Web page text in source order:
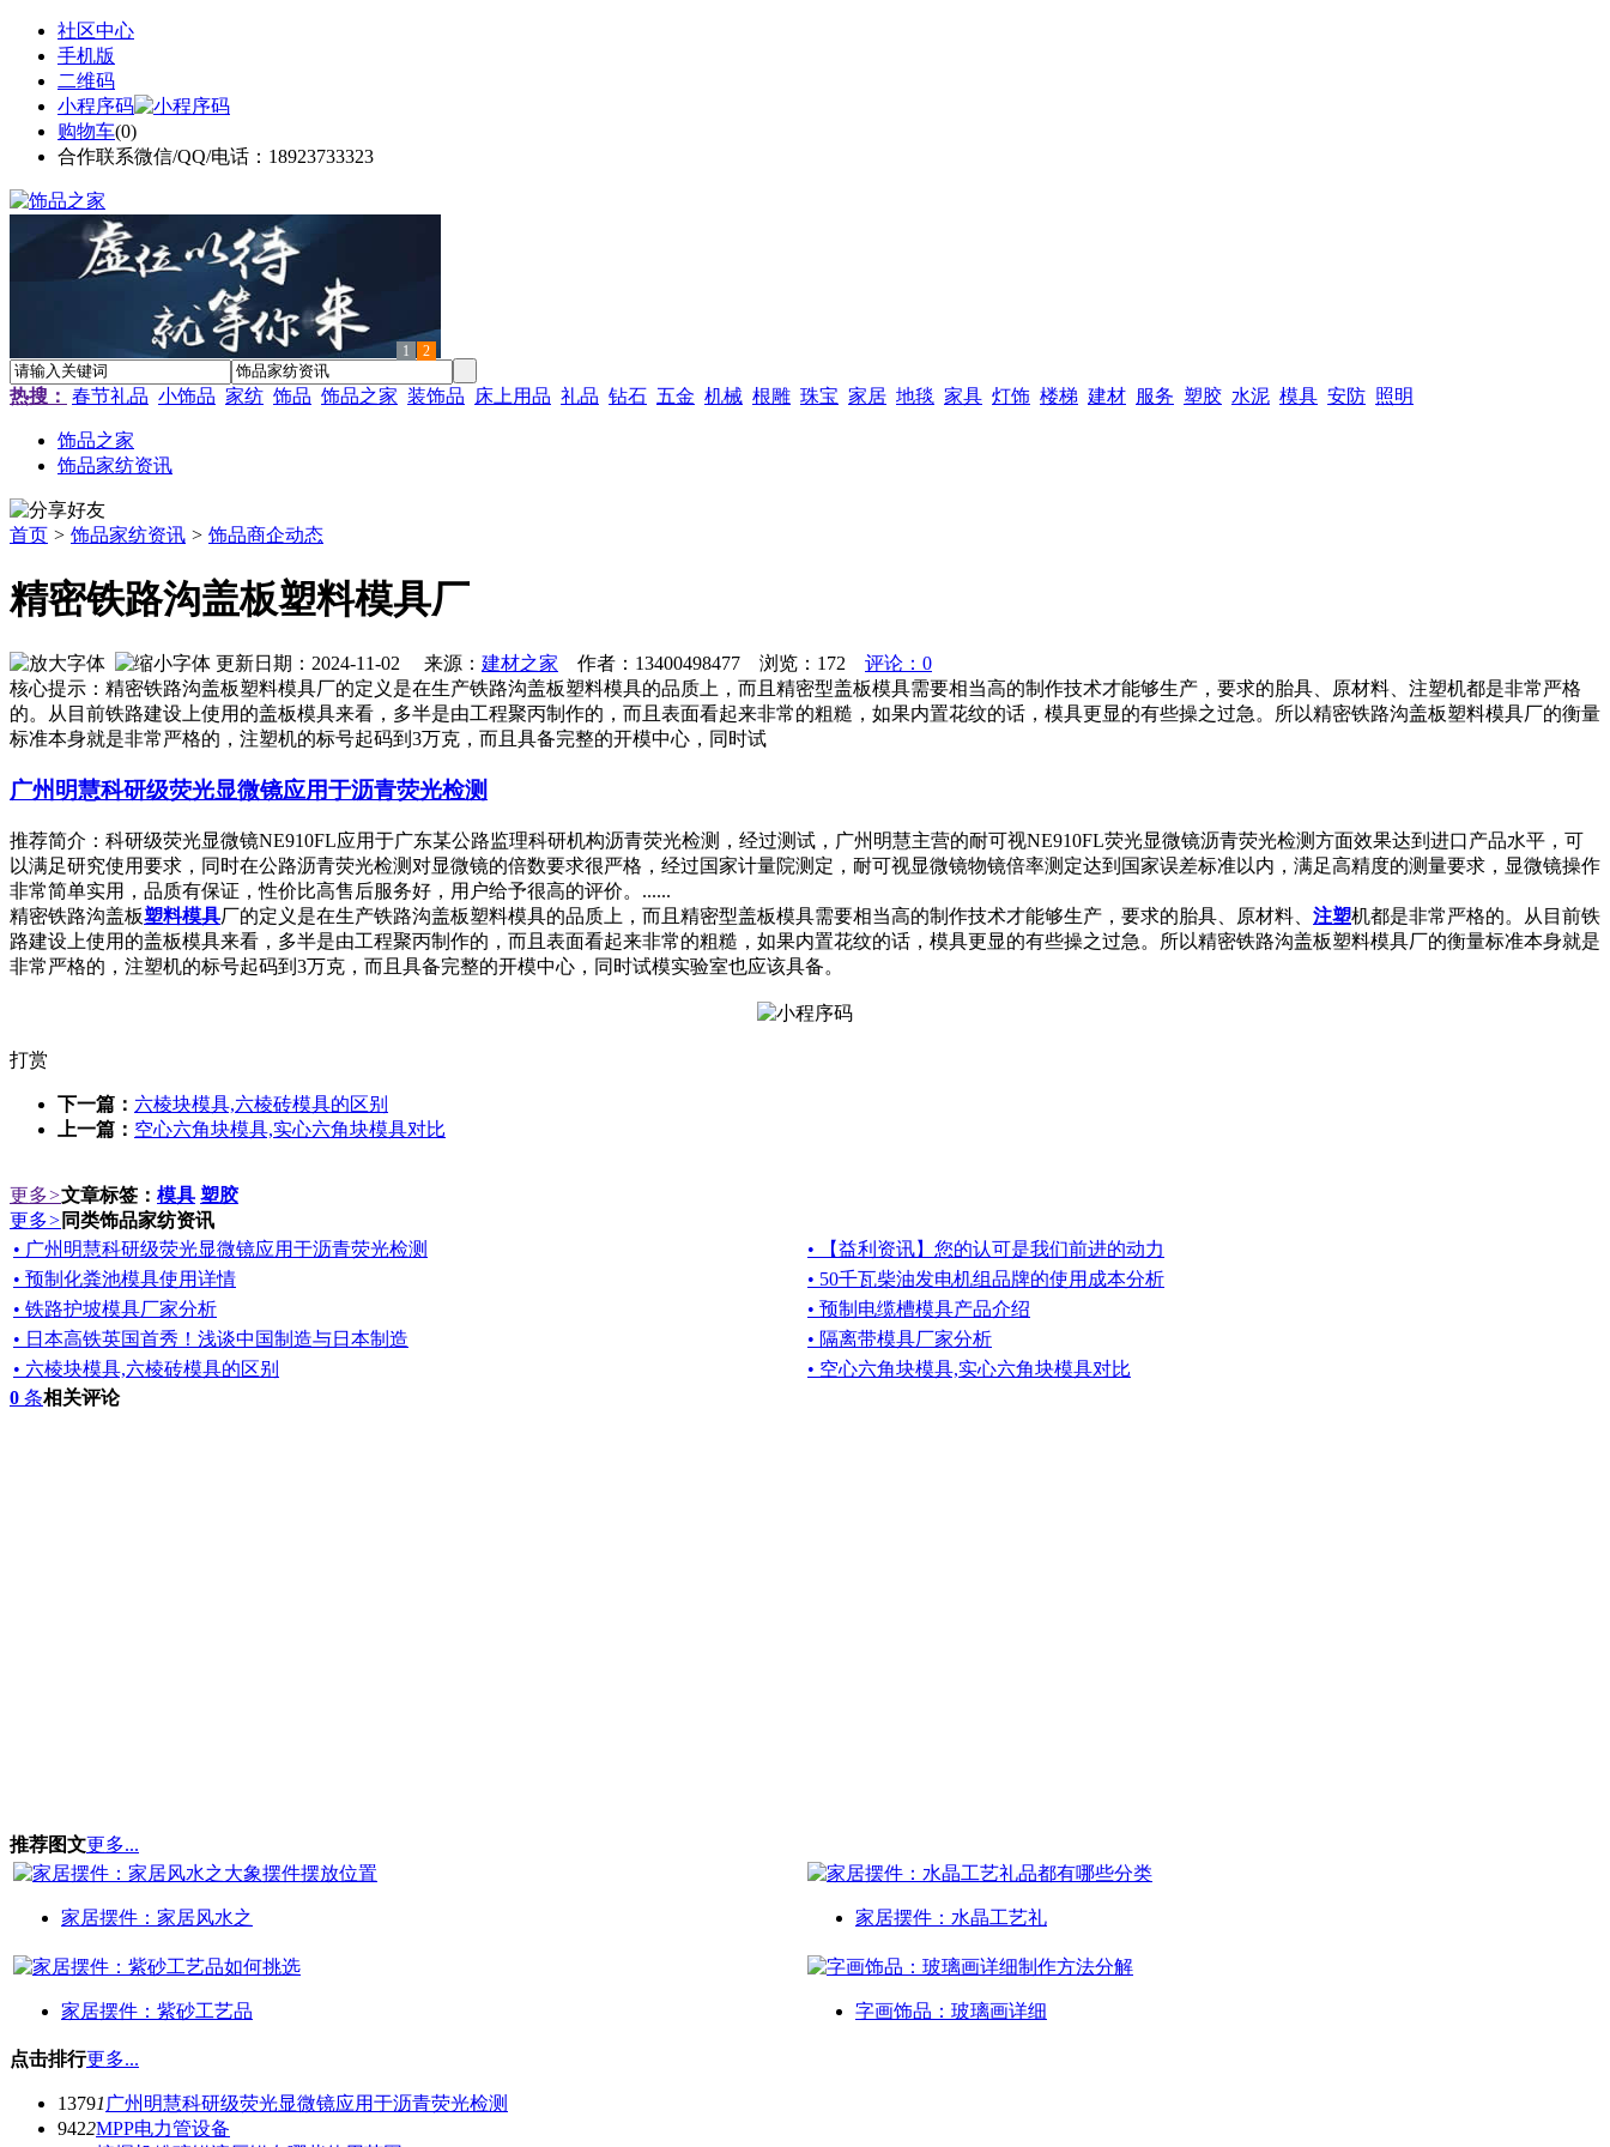
社区中心
手机版
二维码
小程序码
购物车(0)
合作联系微信/QQ/电话：18923733323
1 2
热搜： 春节礼品 小饰品 家纺 饰品 饰品之家 装饰品 床上用品 礼品 钻石 五金 机械 根雕 珠宝 家居 地毯 家具 灯饰 楼梯 建材 服务 塑胶 水泥 模具 安防 照明
饰品之家
饰品家纺资讯
首页 > 饰品家纺资讯 > 饰品商企动态
精密铁路沟盖板塑料模具厂
更新日期：2024-11-02 来源： 建材之家 作者：13400498477 浏览： 172
评论：0
核心提示：精密铁路沟盖板塑料模具厂的定义是在生产铁路沟盖板塑料模具的品质上，而且精密型盖板模具需要相当高的制作技术才能够生产，要求的胎具、原材料、注塑机都是非常严格
的。从目前铁路建设上使用的盖板模具来看，多半是由工程聚丙制作的，而且表面看起来非常的粗糙，如果内置花纹的话，模具更显的有些操之过急。所以精密铁路沟盖板塑料模具厂的衡量
标准本身就是非常严格的，注塑机的标号起码到3万克，而且具备完整的开模中心，同时试
广州明慧科研级荧光显微镜应用于沥青荧光检测
推荐简介：科研级荧光显微镜NE910FL应用于广东某公路监理科研机构沥青荧光检测，经过测试，广州明慧主营的耐可视NE910FL荧光显微镜沥青荧光检测方面效果达到进口产品水平，可
以满足研究使用要求，同时在公路沥青荧光检测对显微镜的倍数要求很严格，经过国家计量院测定，耐可视显微镜物镜倍率测定达到国家误差标准以内，满足高精度的测量要求，显微镜操作
非常简单实用，品质有保证，性价比高售后服务好，用户给予很高的评价。......
精密铁路沟盖板塑料模具厂的定义是在生产铁路沟盖板塑料模具的品质上，而且精密型盖板模具需要相当高的制作技术才能够生产，要求的胎具、原材料、 注塑机都是非常严格的。从目前铁
路建设上使用的盖板模具来看，多半是由工程聚丙制作的，而且表面看起来非常的粗糙，如果内置花纹的话，模具更显的有些操之过急。所以精密铁路沟盖板塑料模具厂的衡量标准本身就是
非常严格的，注塑机的标号起码到3万克，而且具备完整的开模中心，同时试模实验室也应该具备。
打赏
下一篇： 六棱块模具,六棱砖模具的区别
上一篇： 空心六角块模具,实心六角块模具对比
更多>文章标签： 模具 塑胶
更多> 同类饰品家纺资讯
• 广州明慧科研级荧光显微镜应用于沥青荧光检测
• 【益利资讯】您的认可是我们前进的动力
• 预制化粪池模具使用详情
• 50千瓦柴油发电机组品牌的使用成本分析
• 铁路护坡模具厂家分析
• 预制电缆槽模具产品介绍
• 日本高铁英国首秀！浅谈中国制造与日本制造
• 隔离带模具厂家分析
• 六棱块模具,六棱砖模具的区别
• 空心六角块模具,实心六角块模具对比
0 条相关评论
推荐图文更多...
家居摆件：家居风水之 家居摆件：水晶工艺礼
家居摆件：紫砂工艺品 字画饰品：玻璃画详细
点击排行更多...
13791 广州明慧科研级荧光显微镜应用于沥青荧光检测
9422MPP电力管设备